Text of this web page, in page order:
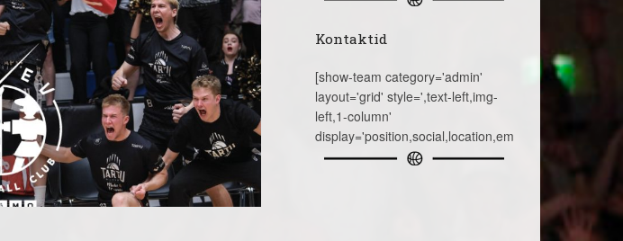
Kontaktid
[show-team category='admin'
layout='grid' style=',text-left,img-
left,1-column'